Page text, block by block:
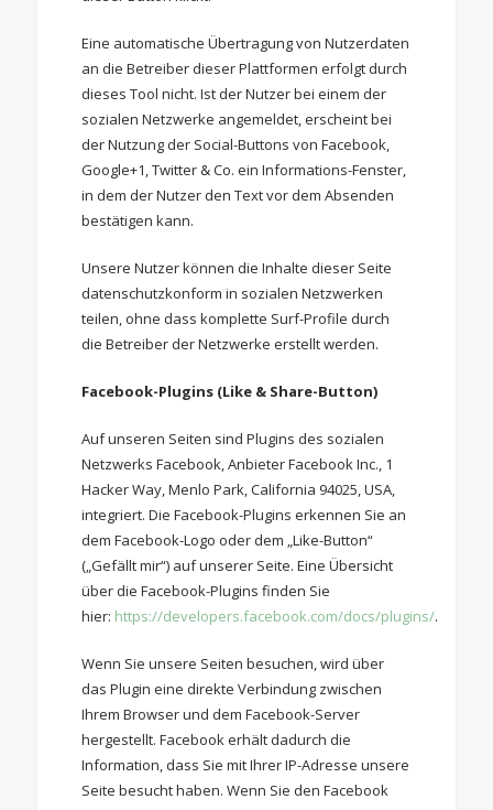
Eine automatische Übertragung von Nutzerdaten
an die Betreiber dieser Plattformen erfolgt durch
dieses Tool nicht. Ist der Nutzer bei einem der
sozialen Netzwerke angemeldet, erscheint bei
der Nutzung der Social-Buttons von Facebook,
Google+1, Twitter & Co. ein Informations-Fenster,
in dem der Nutzer den Text vor dem Absenden
bestätigen kann.
Unsere Nutzer können die Inhalte dieser Seite
datenschutzkonform in sozialen Netzwerken
teilen, ohne dass komplette Surf-Profile durch
die Betreiber der Netzwerke erstellt werden.
Facebook-Plugins (Like & Share-Button)
Auf unseren Seiten sind Plugins des sozialen
Netzwerks Facebook, Anbieter Facebook Inc., 1
Hacker Way, Menlo Park, California 94025, USA,
integriert. Die Facebook-Plugins erkennen Sie an
dem Facebook-Logo oder dem „Like-Button“
(„Gefällt mir“) auf unserer Seite. Eine Übersicht
über die Facebook-Plugins finden Sie
hier: https://developers.facebook.com/docs/plugins/.
Wenn Sie unsere Seiten besuchen, wird über
das Plugin eine direkte Verbindung zwischen
Ihrem Browser und dem Facebook-Server
hergestellt. Facebook erhält dadurch die
Information, dass Sie mit Ihrer IP-Adresse unsere
Seite besucht haben. Wenn Sie den Facebook